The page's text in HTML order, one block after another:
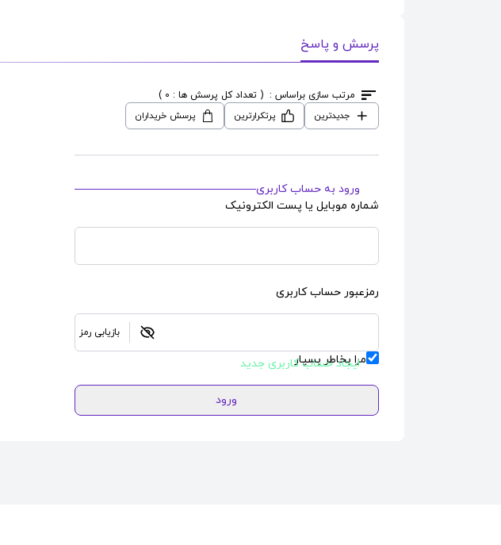
پرسش و پاسخ
مرتب سازی براساس : ( تعداد کل پرسش ها : 0 )
جدیدترین
پرتکرارترین پرسش خریداران
ورود به حساب کاربری
شماره موبایل یا پست الکترونیک
رمزعبور حساب کاربری
بازیابی رمز
مرا بخاطر بسپار
ایجاد حساب کاربری جدید
ورود